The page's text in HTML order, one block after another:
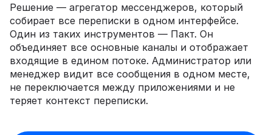
Решение — агрегатор мессенджеров, который
собирает все переписки в одном интерфейсе.
Один из таких инструментов — Пакт. Он
объединяет все основные каналы и отображает
входящие в едином потоке. Администратор или
менеджер видит все сообщения в одном месте,
не переключается между приложениями и не
теряет контекст переписки.